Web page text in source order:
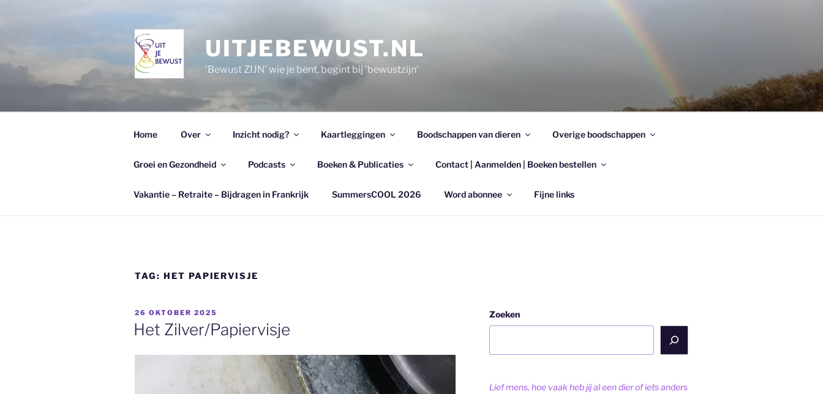
UITJEBEWUST.NL
'Bewust ZIJN' wie je bent, begint bij 'bewustzijn'
Home Over Inzicht nodig? Kaartleggingen Boodschappen van dieren Overige boodschappen
Groei en Gezondheid Podcasts Boeken & Publicaties Contact | Aanmelden | Boeken bestellen
Vakantie – Retraite – Bijdragen in Frankrijk SummersCOOL 2026 Word abonnee Fijne links
TAG: HET PAPIERVISJE
GEPLAATST
OP
26 OKTOBER 2025
Het Zilver/Papiervisje
Zoeken
Lief mens, hoe vaak heb jij al een dier of iets anders